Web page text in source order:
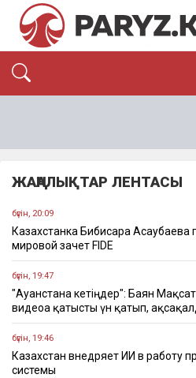
ОҚИҒА
ЖАҢАЛЫҚТАР ЛЕНТАСЫ
бүгін, 20:09
Казахстанка Бибисара Асаубаева
мировой зачет FIDE
бүгін, 19:47
"Ауғанстанға кетіңдер": Баян
видеоға қатысты үн қатып,
бүгін, 19:46
Казахстан внедряет ИИ в работу
системы